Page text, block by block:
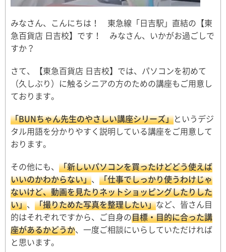
みなさん、こんにちは！ 東急線「日吉駅」直結の【東
急百貨店 日吉校】です！ みなさん、いかがお過ごしで
すか？
さて、【東急百貨店 日吉校】では、パソコンを初めて
（久しぶり）に触るシニアの方のための講座もご用意し
ております。
「BUNちゃん先生のやさしい講座シリーズ」というデジ
タル用語を分かりやすく説明している講座をご用意して
おります。
その他にも、 「新しいパソコンを買ったけどどう使えば
いいのかわからない」、 「仕事でしっかり使うわけじゃ
ないけど、動画を見たりネットショッピングしたりした
い」、 「撮りためた写真を整理したい」など、皆さん目
的はそれぞれですから、ご自身の目標・目的に合った講
座があるかどうか、一度ご相談にいらしていただければ
と思います。